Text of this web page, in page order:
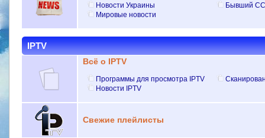
Новости Украины
Мировые новости
Бывший
IPTV
Всё о IPTV
Программы для просмотра IPTV
Новости IPTV
Свежие плейлисты